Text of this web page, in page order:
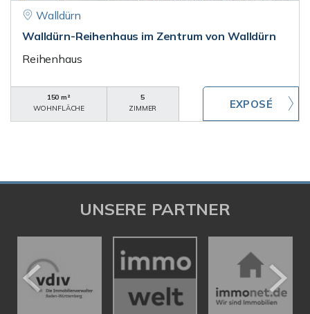
Walldürn
Walldürn-Reihenhaus im Zentrum von Walldürn
Reihenhaus
150 m²
WOHNFLÄCHE
5
ZIMMER
UNSERE PARTNER